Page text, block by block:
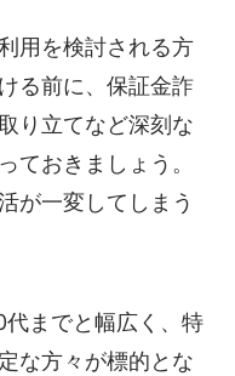
用を検討される方
る前に、保証金詐
り立てなど深刻な
ておきましょう。
が一変してしまう
までと幅広く、特
な方々が標的とな